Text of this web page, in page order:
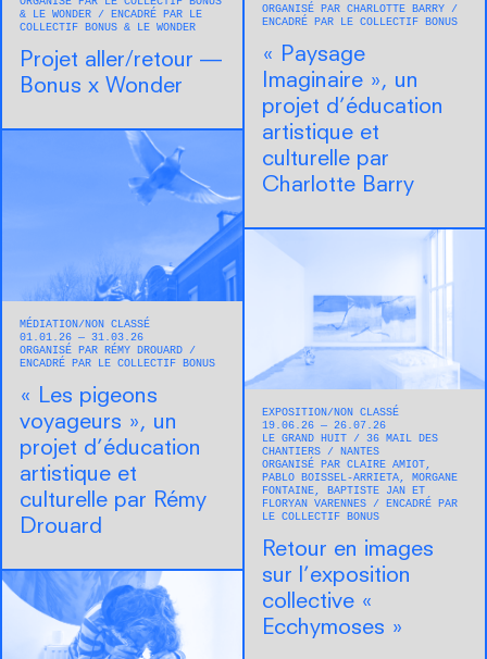
& LE WONDER
ENCADRÉ PAR LE
COLLECTIF BONUS & LE WONDER
Projet aller/retour —
Bonus x Wonder
ORGANISÉ PAR CHARLOTTE BARRY
ENCADRÉ PAR LE COLLECTIF BONUS
« Paysage
Imaginaire », un
projet d’éducation
artistique et
culturelle par
Charlotte Barry
MÉDIATION
NON CLASSÉ
01.01.26 — 31.03.26
ORGANISÉ PAR RÉMY DROUARD
ENCADRÉ PAR LE COLLECTIF BONUS
« Les pigeons
voyageurs », un
projet d’éducation
artistique et
culturelle par Rémy
Drouard
EXPOSITION NON CLASSÉ
19.06.26 — 26.07.26
LE GRAND HUIT
36 MAIL DES
CHANTIERS
NANTES
ORGANISÉ PAR CLAIRE AMIOT,
PABLO BOISSEL-ARRIETA, MORGANE
FONTAINE, BAPTISTE JAN ET
FLORYAN VARENNES
ENCADRÉ PAR
LE COLLECTIF BONUS
Retour en images
sur l’exposition
collective «
Ecchymoses »